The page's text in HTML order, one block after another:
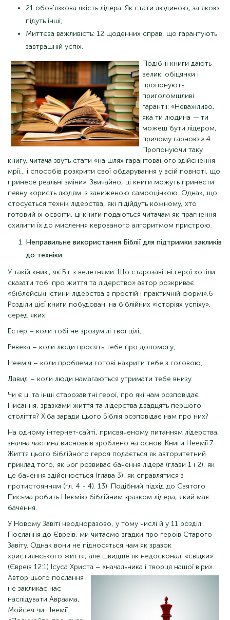
21 обов'язкова якість лідера. Як стати людиною, за якою
підуть інші;
Миттєва важливість: 12 щоденних справ, що гарантують
завтрашній успіх.
Подібні книги дають
великі обіцянки і
пропонують
приголомшливі
гарантії: «Неважливо,
яка ти людина — ти
можеш бути лідером,
причому гарною!».4
Пропонуючи таку
книгу, читача звуть стати «на шлях гарантованого здійснення
мрії… і способів розкрити свої обдарування у всій повноті, що
принесе реальні зміни». Звичайно, ці книги можуть принести
певну користь людям із заниженою самооцінкою. Однак, що
стосується технік лідерства, які підійдуть кожному, хто
готовий їх освоїти, ці книги подаються читачам як прагнення
схилити їх до мислення керованого алгоритмом пристрою.
Неправильне використання Біблії для підтримки закликів
до техніки.
У такій книзі, як Біг з велетнями. Що старозавітні герої хотіли
сказати тобі про життя та лідерство» автор розкриває
«біблейські істини лідерства в простій і практичній формі».6
Розділи цієї книги побудовані на біблійних «історіях успіху»,
серед яких:
Естер – коли тобі не зрозумілі твої цілі;
Ревека – коли люди просять тебе про допомогу;
Неемія – коли проблеми готові накрити тебе з головою;
Давид – коли люди намагаються утримати тебе внизу.
Чи є ці та інші старозавітні герої, про які нам розповідає
Писання, зразками життя та лідерства двадцять першого
століття? Хіба заради цього Біблія розповідає нам про них?
На одному інтернет-сайті, присвяченому питанням лідерства,
значна частина висновків зроблено на основі Книги Неемії.7
Життя цього біблійного героя подається як авторитетний
приклад того, як Бог розвиває бачення лідера (глави 1 і 2), як
це бачення здійснюється (глава 3), як справлятися з
протистоянням (гл. 4 - 4). 13). Подібний підхід до Святого
Письма робить Неємію біблійним зразком лідера, який має
бачення.
У Новому Завіті неодноразово, у тому числі й у 11 розділі
Послання до Євреїв, ми читаємо згадки про героїв Старого
Завіту. Однак вони не підносяться нам як зразок
християнського життя, але швидше як недосконалі «свідки»
(Євреїв 12:1) Ісуса Христа – «начальника і творця нашої віри».
Автор цього послання
не закликає нас
наслідувати Авраама,
Мойсея чи Неемії.